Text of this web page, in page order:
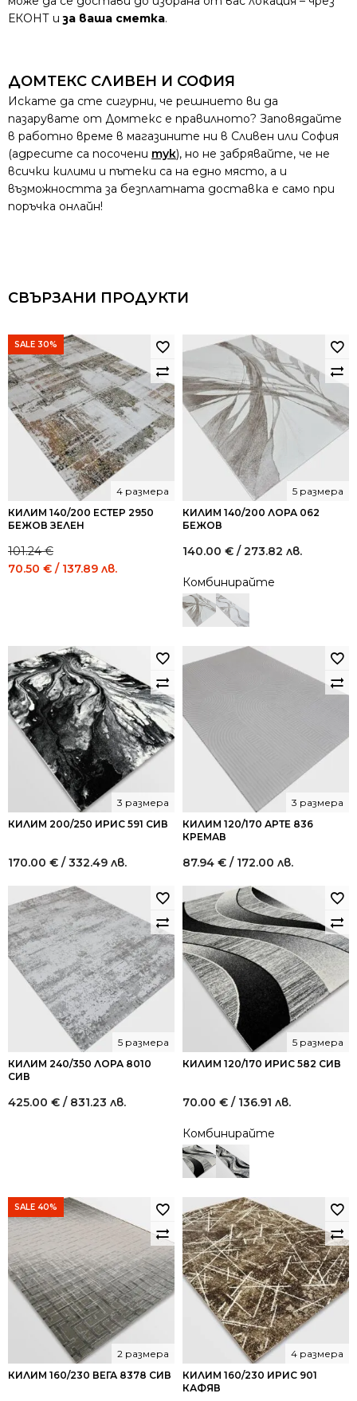
ЕКОНТ иза ваша сметка.
ДОМТЕКС СЛИВЕН И СОФИЯ
Искате да сте сигурни, че решнието ви да
пазарувате от Домтекс е правилното? Заповядайте
в работно време в магазините ни в Сливен или София
(адресите са посочени тук), но не забрявайте, че не
всички килими и пътеки са на едно място, а и
възможността за безплатната доставка е само при
поръчка онлайн!
СВЪРЗАНИ ПРОДУКТИ
SALE 30%
КИЛИМ 140/200 ЕСТЕР 2950
БЕЖОВ ЗЕЛЕН
4 размера
101.24€
Original
198.01
лв..
70.50 € / 137.89 лв.
137.89
лв..
КИЛИМ 140/200 ЛОРА 062
БЕЖОВ
5 размера
140.00 € / 273.82 лв.
Комбинирайте
КИЛИМ 200/250 ИРИС 591 СИВ
3 размера
170.00 € / 332.49 лв.
КИЛИМ 120/170 АРТЕ 836
КРЕМАВ
3 размера
87.94 € / 172.00 лв.
КИЛИМ 240/350 ЛОРА 8010
СИВ
5 размера
425.00 € / 831.23 лв.
КИЛИМ 120/170 ИРИС 582 СИВ
5 размера
70.00 € / 136.91 лв.
Комбинирайте
SALE 40%
КИЛИМ 160/230 ВЕГА 8378 СИВ
2 размера
КИЛИМ 160/230 ИРИС 901
КАФЯВ
4 размера